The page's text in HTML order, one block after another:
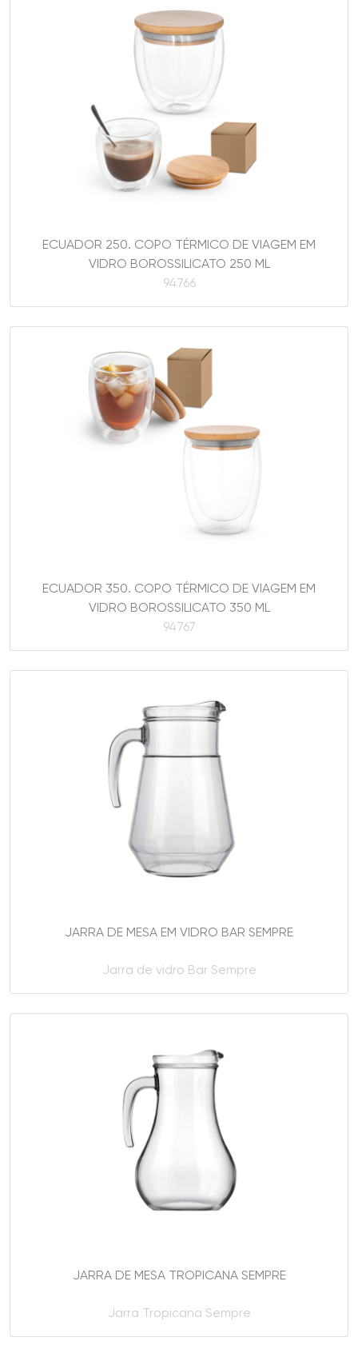
ECUADOR 250. COPO TÉRMICO DE VIAGEM EM
VIDRO BOROSSILICATO 250 ML
94766
ECUADOR 350. COPO TÉRMICO DE VIAGEM EM
VIDRO BOROSSILICATO 350 ML
94767
JARRA DE MESA EM VIDRO BAR SEMPRE
Jarra de vidro Bar Sempre
JARRA DE MESA TROPICANA SEMPRE
Jarra Tropicana Sempre